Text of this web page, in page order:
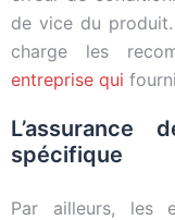
de vice du
charge les
entreprise qui
L’assurance
spécifique
Par ailleurs, les